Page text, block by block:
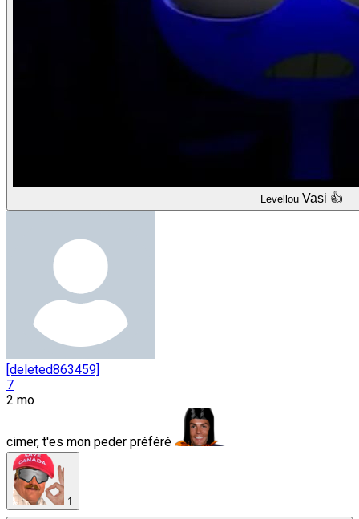
Levellou Vasi 👍
[deleted863459]
7
2 mo
cimer, t'es mon peder préféré
1